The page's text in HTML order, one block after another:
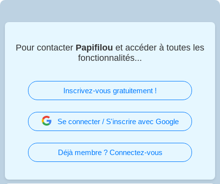
Pour contacter Papifilou et accéder à toutes les
fonctionnalités...
Inscrivez-vous gratuitement !
Se connecter / S'inscrire avec Google
Déjà membre ? Connectez-vous